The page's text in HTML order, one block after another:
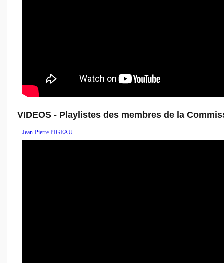
VIDEOS - Playlistes des membres de la
Jean-Pierre PIGEAU